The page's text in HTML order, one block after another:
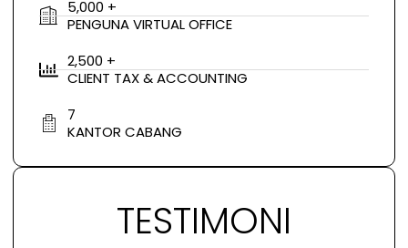
5,000 +
PENGUNA VIRTUAL OFFICE
2,500 +
CLIENT TAX & ACCOUNTING
7
KANTOR CABANG
TESTIMONI